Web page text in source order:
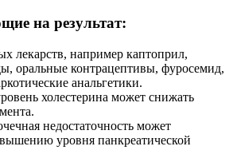
на результат:
лекарств, например каптоприл,
оральные контрацептивы, фуросемид,
анальгетики.
холестерина может снижать
недостаточность может
уровня панкреатической